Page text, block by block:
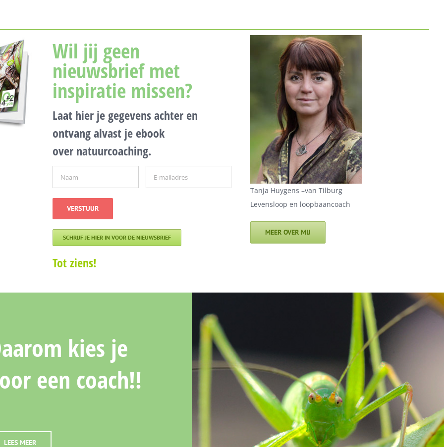
Wil jij geen
nieuwsbrief met
inspiratie missen?
Laat hier je gegevens achter en
ontvang alvast je ebook
over natuurcoaching.
SCHRIJF JE HIER IN VOOR DE NIEUWSBRIEF
Tot ziens!
Tanja Huygens –van Tilburg
Levensloop en loopbaancoach
MEER OVER MIJ
kies je
een coach!!
LEES MEER